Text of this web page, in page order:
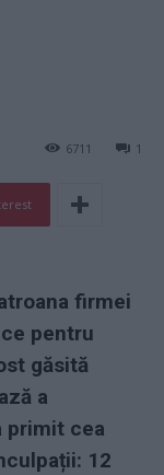
1
6711
firmei
pentru
găsită
a
primit cea
12